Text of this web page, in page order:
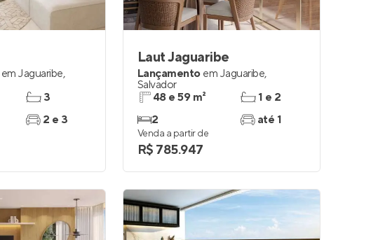
em Jaguaribe,
3
2 e 3
Laut Jaguaribe
Lançamento em Jaguaribe,
Salvador
48 e 59 m²
2
1 e 2
até 1
Venda a partir de
R$ 785.947